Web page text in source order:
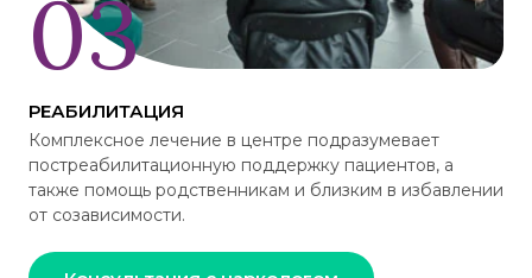
РЕАБИЛИТАЦИЯ
Комплексное лечение в центре подразумевает
постреабилитационную поддержку пациентов, а
также помощь родственникам и близким в избавлении
от созависимости.